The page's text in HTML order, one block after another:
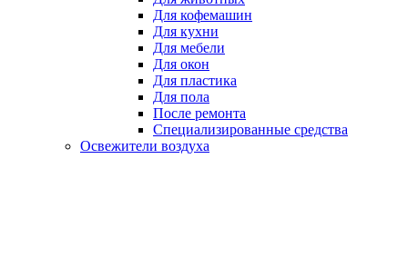
Для кофемашин
Для кухни
Для мебели
Для окон
Для пластика
Для пола
После ремонта
Специализированные средства
Освежители воздуха